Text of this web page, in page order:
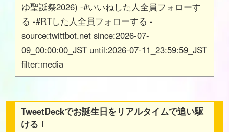
ゆ聖誕祭2026) -#いいねした人全員フォローす
る -#RTした人全員フォローする -
source:twittbot.net since:2026-07-
09_00:00:00_JST until:2026-07-11_23:59:59_JST
filter:media
TweetDeckでお誕生日をリアルタイムで追い駆
ける！